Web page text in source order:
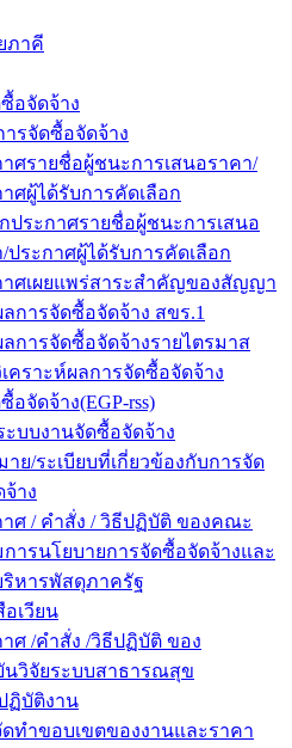
ภาคี
อจัดจ้าง
ารจัดซื้อจัดจ้าง
ศรายชื่อผู้ชนะการเสนอราคา/
ศผู้ได้รับการคัดเลือก
ประกาศรายชื่อผู้ชนะการเสนอ
ประกาศผู้ได้รับการคัดเลือก
าศเผยแพร่สาระสำคัญของสัญญา
การจัดซื้อจัดจ้าง สขร.1
ลการจัดซื้อจัดจ้างรายไตรมาส
คราะห์ผลการจัดซื้อจัดจ้าง
อจัดจ้าง(EGP-rss)
บบงานจัดซื้อจัดจ้าง
ย/ระเบียบที่เกี่ยวข้องกับการจัด
าง
าศ / คำสั่ง / วิธีปฏิบัติ ของคณะ
การนโยบายการจัดซื้อจัดจ้างและ
ริหารพัสดุภาครัฐ
เวียน
ศ /คำสั่ง /วิธีปฏิบัติ ของ
นวิจัยระบบสาธารณสุข
ฏิบัติงาน
ดทำขอบเขตของงานและราคา